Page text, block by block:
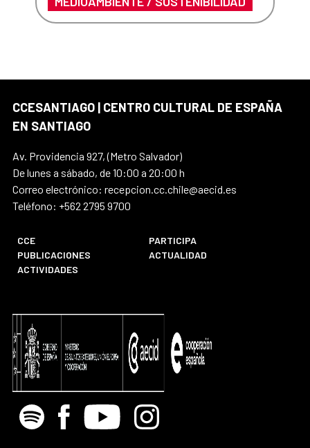
CCESANTIAGO | CENTRO CULTURAL DE ESPAÑA
EN SANTIAGO
Av. Providencia 927, (Metro Salvador)
De lunes a sábado, de 10:00 a 20:00 h
Correo electrónico: recepcion.cc.chile@aecid.es
Teléfono: +562 2795 9700
CCE
PARTICIPA
PUBLICACIONES
ACTUALIDAD
ACTIVIDADES
Spotify Facebook
Youtube Instagram